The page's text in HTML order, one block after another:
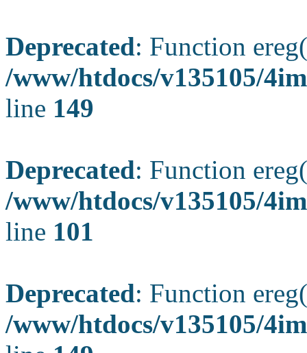
Deprecated: Function
/www/htdocs/v135105/
line 149
Deprecated: Function
/www/htdocs/v135105/
line 101
Deprecated: Function
/www/htdocs/v135105/